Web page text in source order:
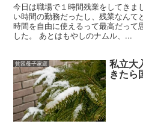
今日は職場で１時間残業をしてきま
い時間の勤務だったし、残業なんて
時間を自由に使えるって最高だって
した。 あとはもやしのナムル、...
貧困母子家庭 私立大
きたら